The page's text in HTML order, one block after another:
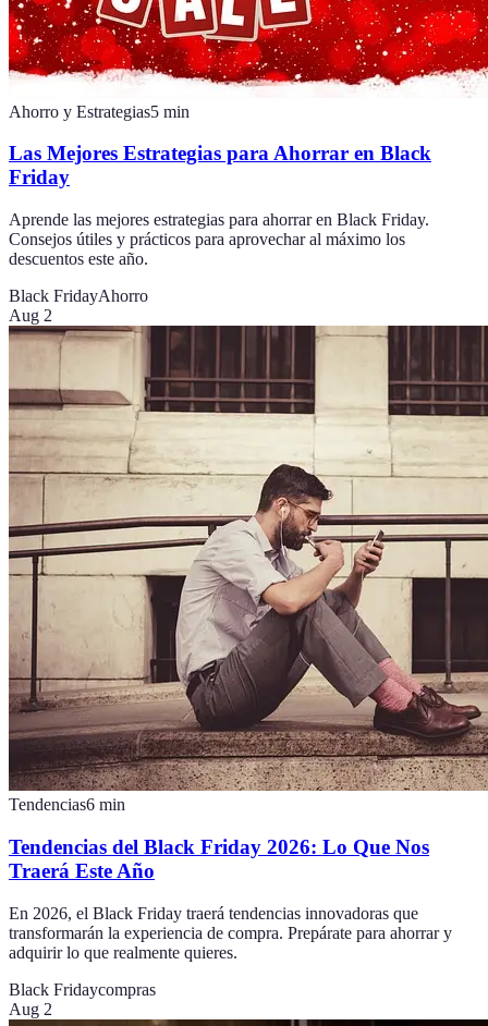
Ahorro y Estrategias5 min
Las Mejores Estrategias para Ahorrar en Black
Friday
Aprende las mejores estrategias para ahorrar en Black Friday.
Consejos útiles y prácticos para aprovechar al máximo los
descuentos este año.
Black FridayAhorro
Aug 2
Tendencias6 min
Tendencias del Black Friday 2026: Lo Que Nos
Traerá Este Año
En 2026, el Black Friday traerá tendencias innovadoras que
transformarán la experiencia de compra. Prepárate para ahorrar y
adquirir lo que realmente quieres.
Black Fridaycompras
Aug 2